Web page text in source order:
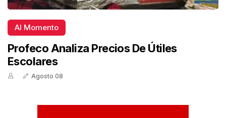
Al Momento
Profeco Analiza Precios De Útiles
Escolares
Agosto 08